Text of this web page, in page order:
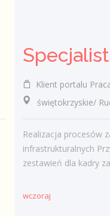
Klient portalu
świętokrzyskie/
Realizacja procesów
infrastrukturalnych
zestawień dla kadry
wczoraj